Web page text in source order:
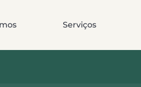
Serviços